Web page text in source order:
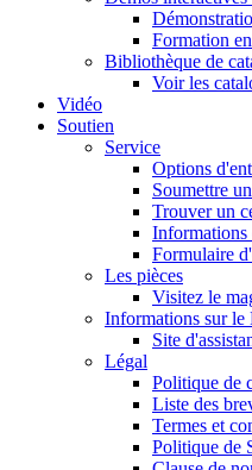
Formation
Bibliothèque de
Voir les
Vidéo
Soutien
Service
Options
Soumettre
Trouver un
Informations
Formulaire
Les pièces
Visitez le
Informations sur le
Site
Légal
Politique de
Liste des
Termes et
Politique de